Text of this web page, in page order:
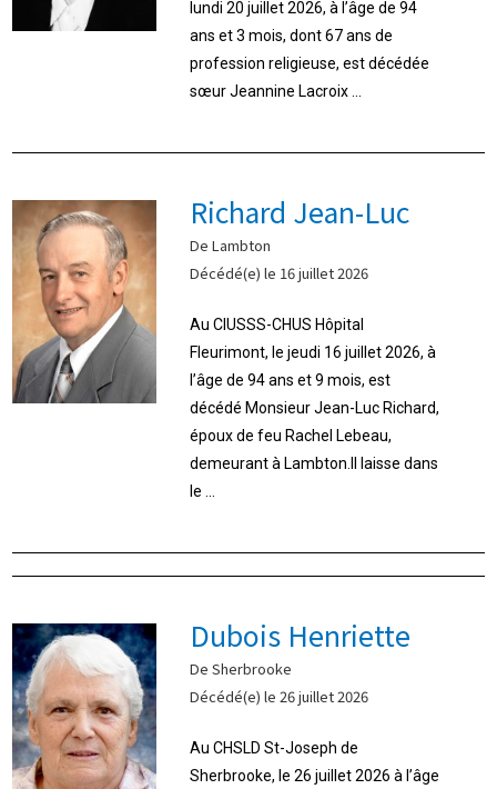
lundi 20 juillet 2026, à l’âge de 94
ans et 3 mois, dont 67 ans de
profession religieuse, est décédée
sœur Jeannine Lacroix ...
Richard Jean-Luc
De Lambton
Décédé(e) le 16 juillet 2026
Au CIUSSS-CHUS Hôpital
Fleurimont, le jeudi 16 juillet 2026, à
l’âge de 94 ans et 9 mois, est
décédé Monsieur Jean-Luc Richard,
époux de feu Rachel Lebeau,
demeurant à Lambton.Il laisse dans
le ...
Dubois Henriette
De Sherbrooke
Décédé(e) le 26 juillet 2026
Au CHSLD St-Joseph de
Sherbrooke, le 26 juillet 2026 à l’âge